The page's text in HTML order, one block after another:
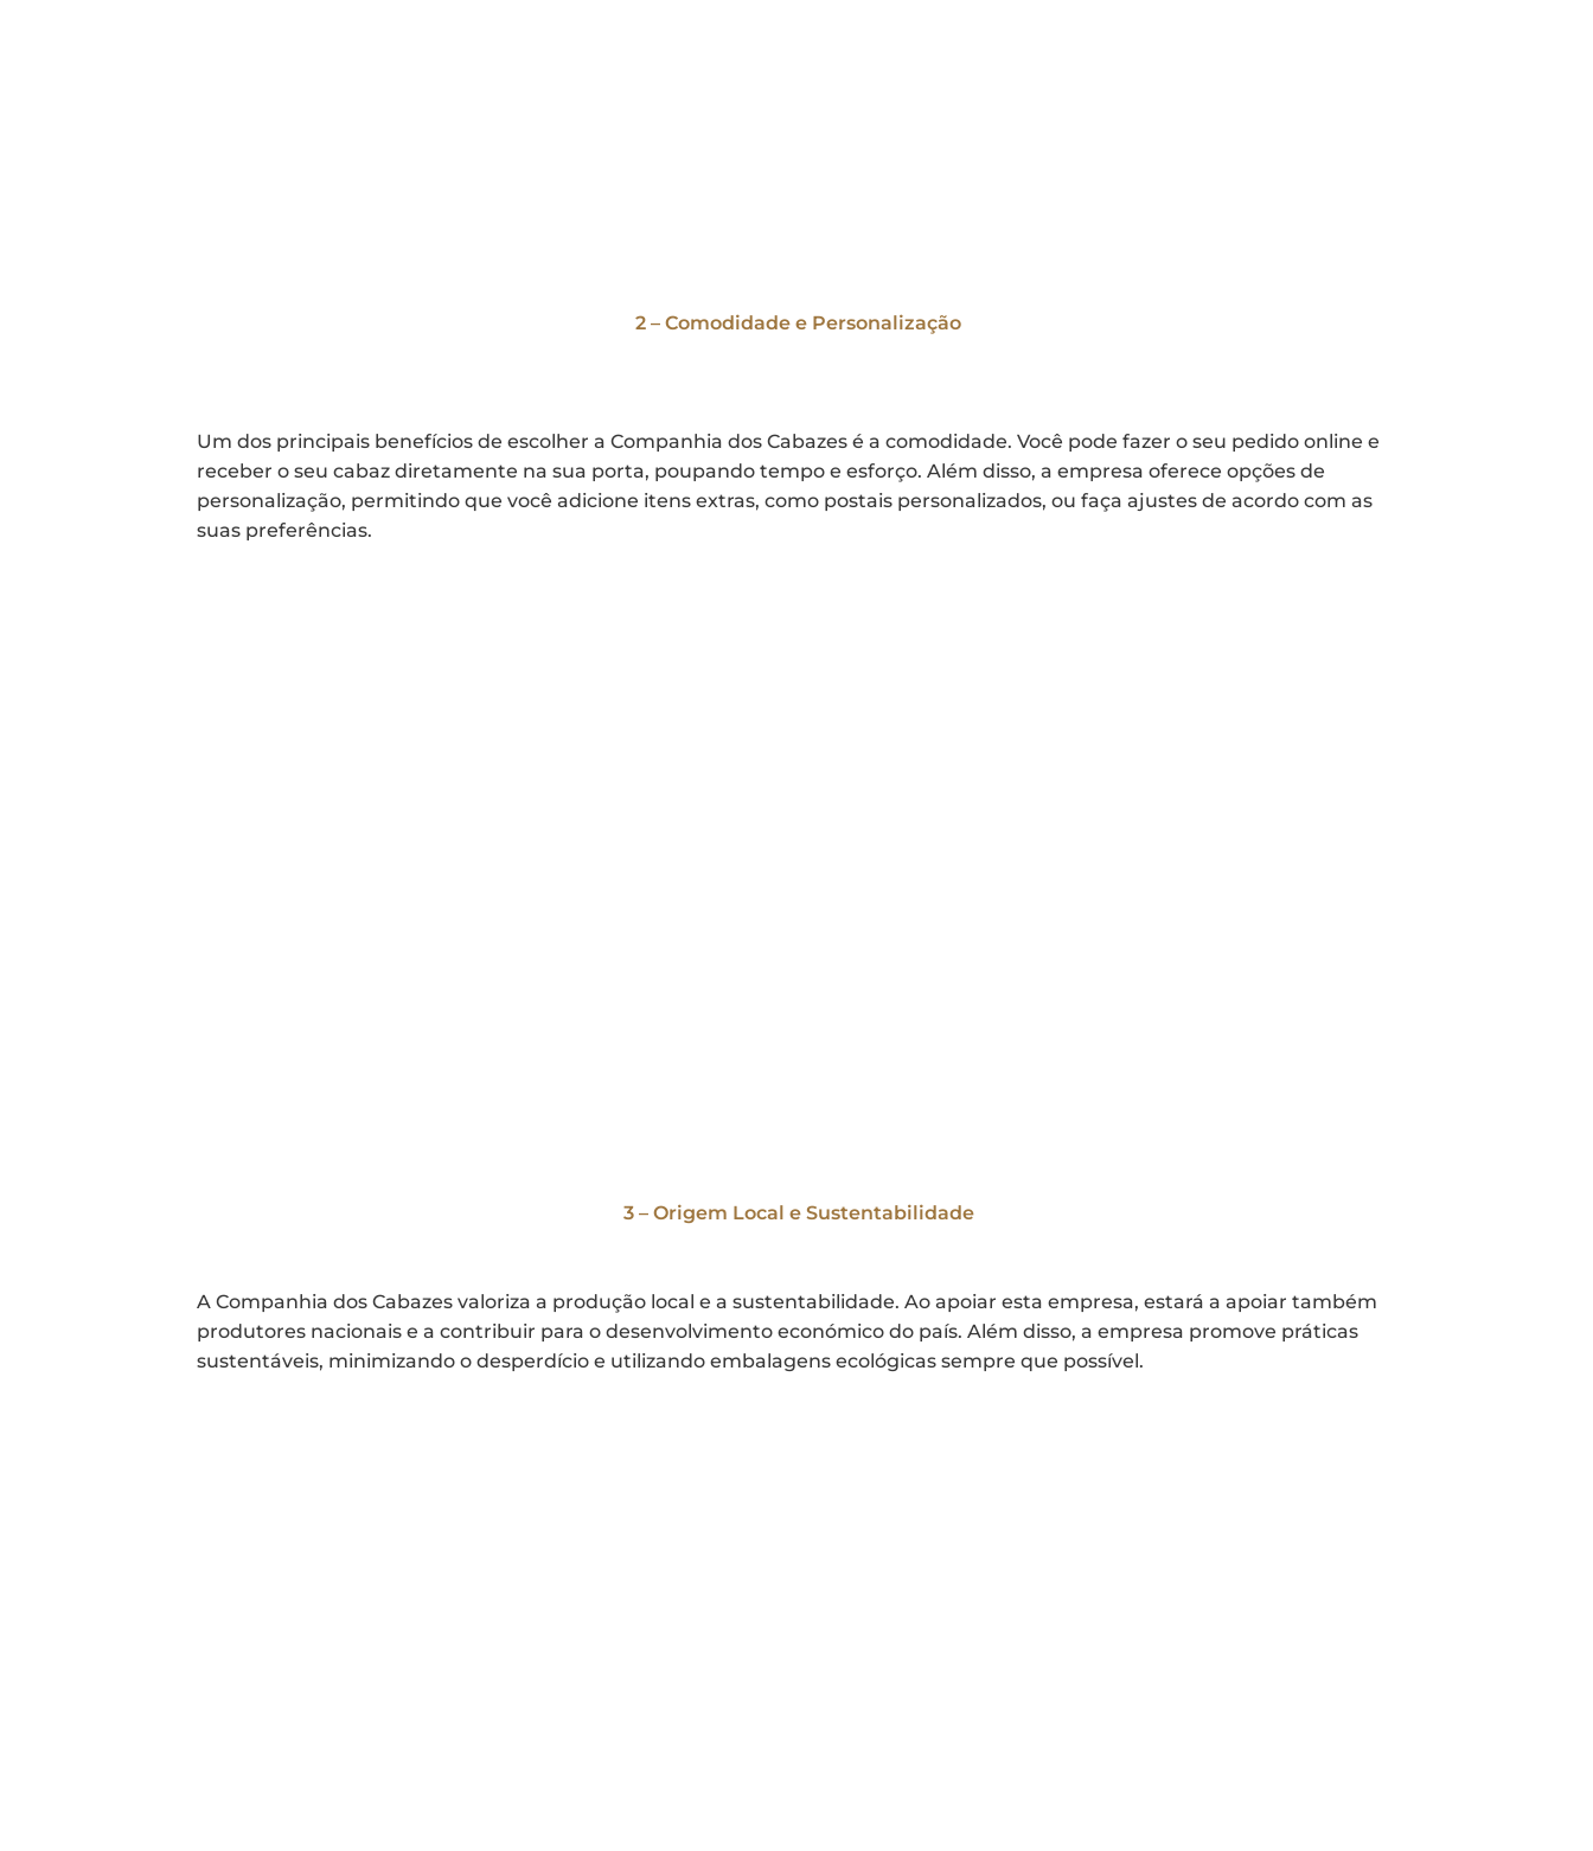
2 – Comodidade e Personalização
Um dos principais benefícios de escolher a Companhia dos Cabazes é a comodidade. Você pode fazer o seu pedido online e
receber o seu cabaz diretamente na sua porta, poupando tempo e esforço. Além disso, a empresa oferece opções de
personalização, permitindo que você adicione itens extras, como postais personalizados, ou faça ajustes de acordo com as
suas preferências.
3 – Origem Local e Sustentabilidade
A Companhia dos Cabazes valoriza a produção local e a sustentabilidade. Ao apoiar esta empresa, estará a apoiar também
produtores nacionais e a contribuir para o desenvolvimento económico do país. Além disso, a empresa promove práticas
sustentáveis, minimizando o desperdício e utilizando embalagens ecológicas sempre que possível.